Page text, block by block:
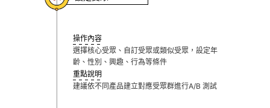
操作內容
選擇核心受眾、自訂受眾或類似受眾，設定年
齡、性別、興趣、行為等條件
重點說明
建議依不同產品建立對應受眾群進行A/B 測試